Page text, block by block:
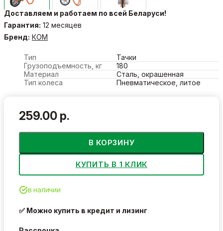
Доставляем и работаем по всей Беларуси!
Гарантия: 12 месяцев
Бренд: КОМ
Тип
Тачки
Грузоподъемность, кг
180
Материал
Сталь, окрашенная
Тип колеса
Пневматическое, литое
259.00 р.
В КОРЗИНУ
КУПИТЬ В 1 КЛИК
в наличии
✅ Можно купить в кредит и лизинг